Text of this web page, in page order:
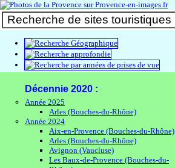
Photos de Provence
Décennie 2020 :
Année 2025
Arles (Bouches-du-Rhône)
Année 2024
Aix-en-Provence (Bouches-du-Rhône)
Arles (Bouches-du-Rhône)
Avignon (Vaucluse)
Les Baux-de-Provence (Bouches-du-